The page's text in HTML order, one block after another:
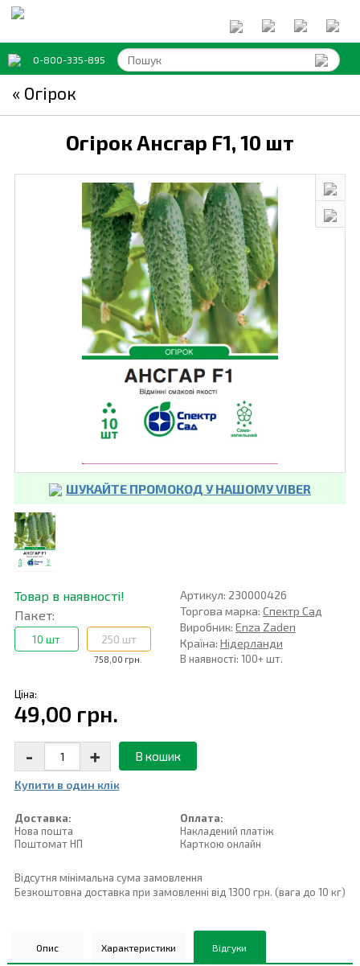
0-800-335-895
« Огірок
Огірок Ансгар F1, 10 шт
ШУКАЙТЕ ПРОМОКОД У НАШОМУ VIBER
Товар в наявності!
Пакет:
10 шт
758,00 грн.
250 шт
Артикул: 230000426
Торгова марка: Спектр Сад
Виробник: Enza Zaden
Країна: Нідерланди
В наявності: 100+ шт.
Ціна:
49,00 грн.
- + В кошик
Купити в один клiк
Доставка:
Нова пошта
Поштомат НП
Оплата:
Накладений платiж
Карткою онлайн
Відсутня мінімальна сума замовлення
Безкоштовна доставка при замовленні від 1300 грн. (вага до 10 кг)
Опис Характеристики Відгуки